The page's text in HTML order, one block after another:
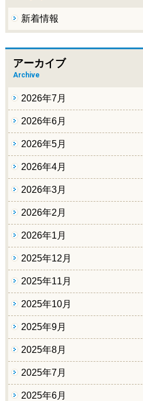
新着情報
アーカイブ
Archive
2026年7月
2026年6月
2026年5月
2026年4月
2026年3月
2026年2月
2026年1月
2025年12月
2025年11月
2025年10月
2025年9月
2025年8月
2025年7月
2025年6月